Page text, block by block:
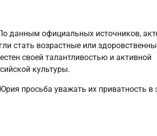
данным официальных источников,
стать возрастные или
своей талантливостью и активной
культуры.
просьба уважать их приватность в